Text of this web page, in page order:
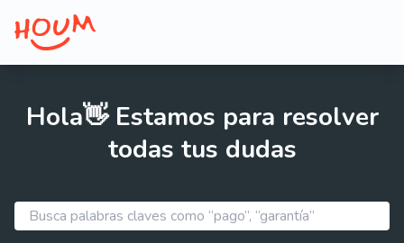
Hola👋 Estamos para resolver
todas tus dudas